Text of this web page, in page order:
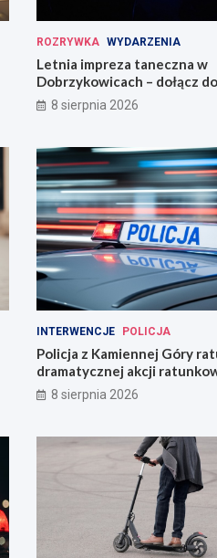
ROZRYWKA WYDARZENIA
Letnia impreza taneczna w
Dobrzykowicach – dołącz
fety!8 sierpnia 2026
INTERWENCJE POLICJA
Policja z Kamiennej Góry
dramatycznej akcji
8 sierpnia 2026